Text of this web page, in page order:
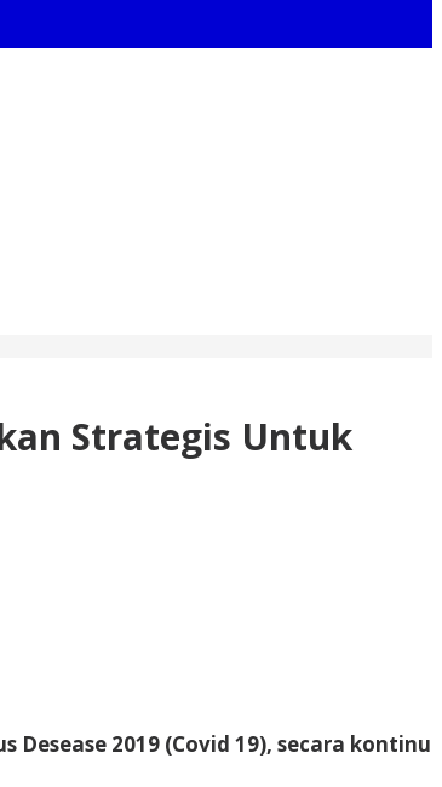
Strategis Untuk
2019 (Covid 19), secara kontinu